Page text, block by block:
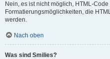
Nein, es ist nicht möglich, HTML-
Formatierungsmöglichkeiten, die
werden.
Nach oben
Was sind Smilies?